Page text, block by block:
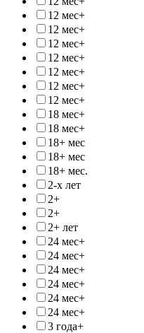
12 мес+
12 мес+
12 мес+
12 мес+
12 мес+
12 мес+
12 мес+
18 мес+
18 мес+
18+ мес
18+ мес
18+ мес.
2-х лет
2+
2+
2+ лет
24 мес+
24 мес+
24 мес+
24 мес+
24 мес+
24 мес+
3 года+